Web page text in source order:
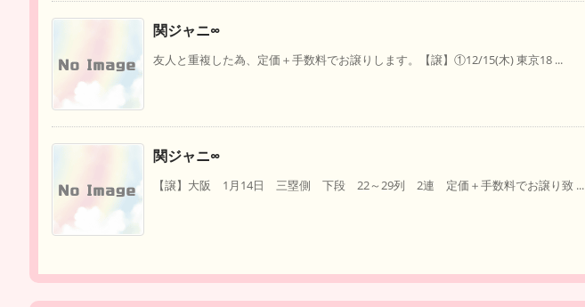
関ジャニ∞
友人と重複した為、定価＋手数料でお譲りします。【譲】①12/15(木) 東京18 ...
関ジャニ∞
【譲】大阪 1月14日 三塁側 下段 22～29列 2連 定価＋手数料でお譲り致 ...